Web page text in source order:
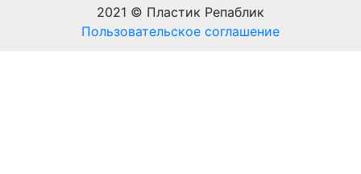
2021 © Пластик Репаблик
Пользовательское соглашение